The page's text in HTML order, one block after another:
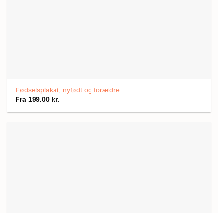
Fødselsplakat, nyfødt og forældre
Fra 199.00 kr.